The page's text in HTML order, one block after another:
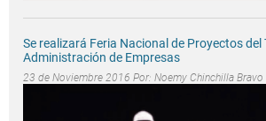
Se realizará Feria Nacional de Proyectos del
Administración de Empresas
23 de Noviembre 2016 Por: Noemy Chinchilla Bravo